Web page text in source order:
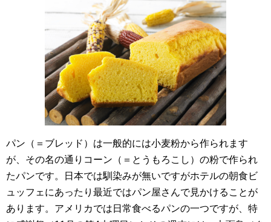
パン（＝ブレッド）は一般的には小麦粉から作られます
が、その名の通りコーン（＝とうもろこし）の粉で作られ
たパンです。日本では馴染みが無いですがホテルの朝食ビ
ュッフェにあったり最近ではパン屋さんで見かけることが
あります。アメリカでは日常食べるパンの一つですが、特